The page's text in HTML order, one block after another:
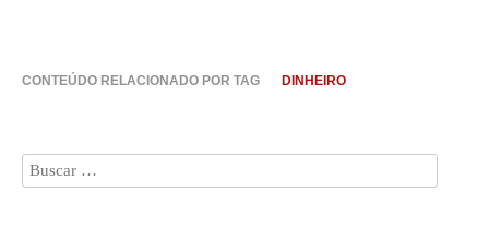
CONTEÚDO RELACIONADO POR TAG DINHEIRO